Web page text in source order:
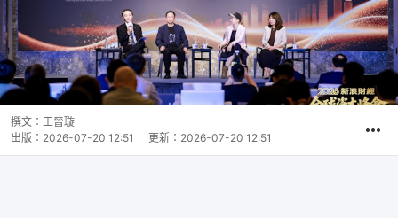
撰文： 王晉璇
出版： 2026-07-20 12:51 更新： 2026-07-20 12:51